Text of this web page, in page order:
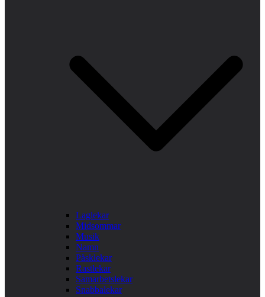
Laglekar
Midsommar
Musik
Namn
Påsklekar
Rastlekar
Samarbetslekar
Snabbalekar